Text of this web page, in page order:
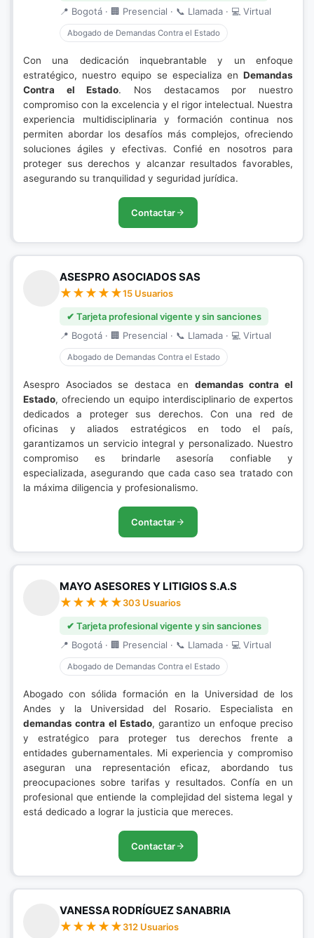
📍 Bogotá · 🏢 Presencial · 📞 Llamada · 💻 Virtual
Abogado de Demandas Contra el Estado
Con una dedicación inquebrantable y un enfoque
estratégico, nuestro equipo se especializa en Demandas
Contra el Estado. Nos destacamos por nuestro
compromiso con la excelencia y el rigor intelectual. Nuestra
experiencia multidisciplinaria y formación continua nos
permiten abordar los desafíos más complejos, ofreciendo
soluciones ágiles y efectivas. Confié en nosotros para
proteger sus derechos y alcanzar resultados favorables,
asegurando su tranquilidad y seguridad jurídica.
Contactar
ASESPRO ASOCIADOS SAS
15 Usuarios
✔ Tarjeta profesional vigente y sin sanciones
📍 Bogotá · 🏢 Presencial · 📞 Llamada · 💻 Virtual
Abogado de Demandas Contra el Estado
Asespro Asociados se destaca en demandas contra el
Estado, ofreciendo un equipo interdisciplinario de expertos
dedicados a proteger sus derechos. Con una red de
oficinas y aliados estratégicos en todo el país,
garantizamos un servicio integral y personalizado. Nuestro
compromiso es brindarle asesoría confiable y
especializada, asegurando que cada caso sea tratado con
la máxima diligencia y profesionalismo.
Contactar
MAYO ASESORES Y LITIGIOS S.A.S
303 Usuarios
✔ Tarjeta profesional vigente y sin sanciones
📍 Bogotá · 🏢 Presencial · 📞 Llamada · 💻 Virtual
Abogado de Demandas Contra el Estado
Abogado con sólida formación en la Universidad de los
Andes y la Universidad del Rosario. Especialista en
demandas contra el Estado, garantizo un enfoque preciso
y estratégico para proteger tus derechos frente a
entidades gubernamentales. Mi experiencia y compromiso
aseguran una representación eficaz, abordando tus
preocupaciones sobre tarifas y resultados. Confía en un
profesional que entiende la complejidad del sistema legal y
está dedicado a lograr la justicia que mereces.
Contactar
VANESSA RODRÍGUEZ SANABRIA
312 Usuarios